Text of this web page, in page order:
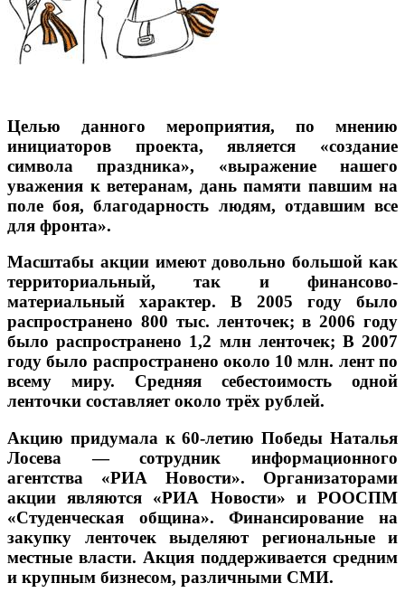
Целью данного мероприятия, по мнению
инициаторов проекта, является «создание
символа праздника», «выражение нашего
уважения к ветеранам, дань памяти павшим на
поле боя, благодарность людям, отдавшим все
для фронта».
Масштабы акции имеют довольно большой как
территориальный, так и финансово-
материальный характер. В 2005 году было
распространено 800 тыс. ленточек; в 2006 году
было распространено 1,2 млн ленточек; В 2007
году было распространено около 10 млн. лент по
всему миру. Средняя себестоимость одной
ленточки составляет около трёх рублей.
Акцию придумала к 60-летию Победы Наталья
Лосева — сотрудник информационного
агентства «РИА Новости». Организаторами
акции являются «РИА Новости» и РООСПМ
«Студенческая община». Финансирование на
закупку ленточек выделяют региональные и
местные власти. Акция поддерживается средним
и крупным бизнесом, различными СМИ.